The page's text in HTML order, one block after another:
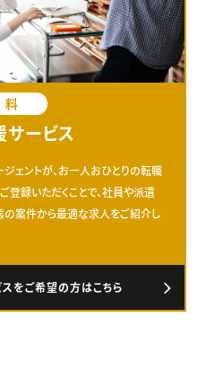
料
ービス
ェントが、お一人おひとりの転職
登録いただくことで、社員や派遣
の案件から最適な求人をご紹介し
をご希望の方はこちら